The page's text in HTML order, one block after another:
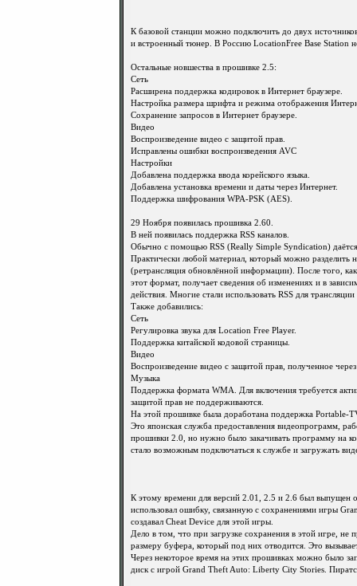
К базовой станции можно подключить до двух
и встроенный тюнер. В Россию LocationFree Base Station
Остальные новшества в прошивке 2.5:
Сеть
Расширена поддержка кодировок в Интернет браузере.
Настройка размера шрифта и режима отображения
Сохранение запросов в Интернет браузере.
Видео
Воспроизведение видео с защитой прав.
Исправлены ошибки воспроизведения AVC
Настройки
Добавлена поддержка ввода корейского языка.
Добавлена установка времени и даты через Интернет.
Поддержка шифрования WPA-PSK (AES).
29 Ноября появилась прошивка 2.60.
В ней появилась поддержка RSS каналов.
Обычно с помощью RSS (Really Simple Syndication)
Практически любой материал, который можно разделить
(ретрансляция обновлённой информации). После того,
этот формат, получает сведения об изменениях и в
действия. Многие стали использовать RSS для
Также добавились:
Сеть
Регулировка звука для Location Free Player.
Поддержка китайской кодовой страницы.
Видео
Воспроизведение видео с защитой прав, полученное
Музыка
Поддержка формата WMA. Для включения требуется
защитой прав не поддерживаются.
На этой прошивке была доработана поддержка Portable-
Это японская служба предоставления видеопрограмм,
прошивки 2.0, но нужно было закачивать программу на
стало возможным подключаться к службе и загружать
К этому времени для версий 2.01, 2.5 и 2.6 был выпущен
использовал ошибку, связанную с сохранениями игры
создавал Cheat Device для этой игры.
Дело в том, что при загрузке сохранения в этой игре, не
размеру буфера, который под них отводится. Это
Через некоторое время на этих прошивках можно было
диск с игрой Grand Theft Auto: Liberty City Stories.